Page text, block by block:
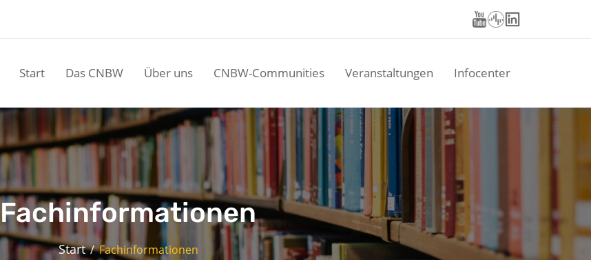
Start Das CNBW Über uns CNBW-Communities Veranstaltungen Infocenter
Fachinformationen
Start Fachinformationen